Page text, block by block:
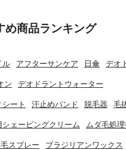
め商品ランキング
ル アフターサンケア 日傘 デオ
ン デオドラントウォーター
シート 汗止めバンド 脱毛器 毛
シェービングクリーム ムダ毛処
スプレー ブラジリアンワックス